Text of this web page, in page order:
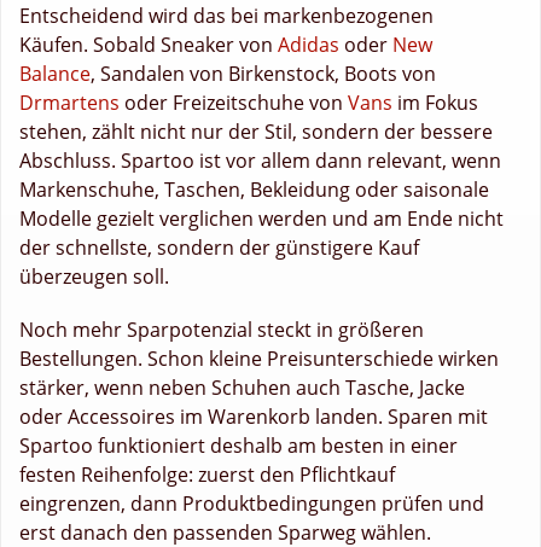
Entscheidend wird das bei markenbezogenen
Käufen. Sobald Sneaker von Adidas oder New
Balance, Sandalen von Birkenstock, Boots von
Drmartens oder Freizeitschuhe von Vans im Fokus
stehen, zählt nicht nur der Stil, sondern der bessere
Abschluss. Spartoo ist vor allem dann relevant, wenn
Markenschuhe, Taschen, Bekleidung oder saisonale
Modelle gezielt verglichen werden und am Ende nicht
der schnellste, sondern der günstigere Kauf
überzeugen soll.
Noch mehr Sparpotenzial steckt in größeren
Bestellungen. Schon kleine Preisunterschiede wirken
stärker, wenn neben Schuhen auch Tasche, Jacke
oder Accessoires im Warenkorb landen. Sparen mit
Spartoo funktioniert deshalb am besten in einer
festen Reihenfolge: zuerst den Pflichtkauf
eingrenzen, dann Produktbedingungen prüfen und
erst danach den passenden Sparweg wählen.